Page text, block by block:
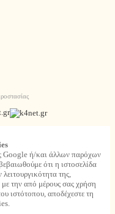
Google ή/και άλλων παρόχων
ότι η ιστοσελίδα
της,
την από μέρους σας χρήση
ιστότοπου, αποδέχεστε τη